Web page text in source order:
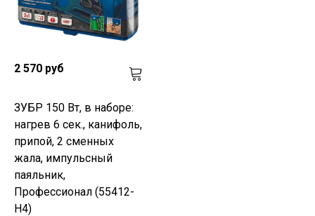
2 570 руб
ЗУБР 150 Вт, в наборе:
нагрев 6 сек., канифоль,
припой, 2 сменных
жала, импульсный
паяльник,
Профессионал (55412-
H4)